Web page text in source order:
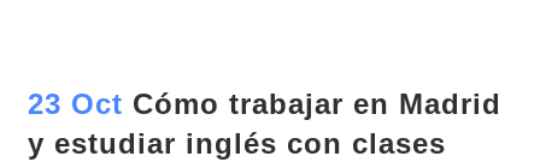
23 Oct Cómo trabajar en Madrid
y estudiar inglés con clases